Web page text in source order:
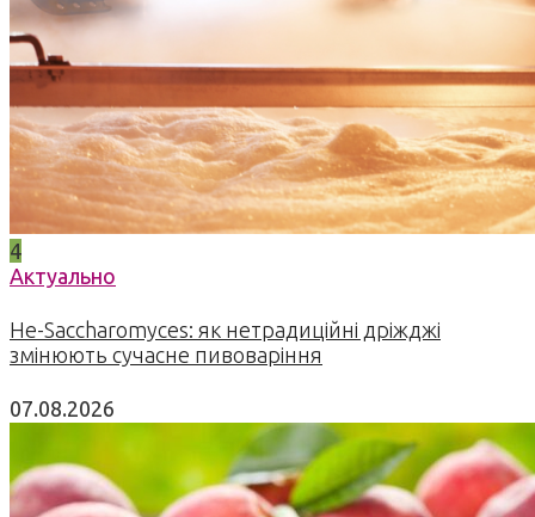
4
Актуально
Не-Saccharomyces: як нетрадиційні дріжджі
змінюють сучасне пивоваріння
07.08.2026